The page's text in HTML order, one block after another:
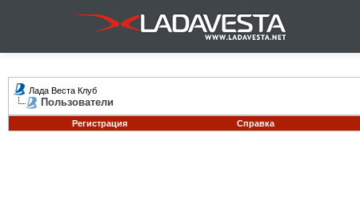
Лада Веста Клуб
Пользователи
Регистрация
Справка